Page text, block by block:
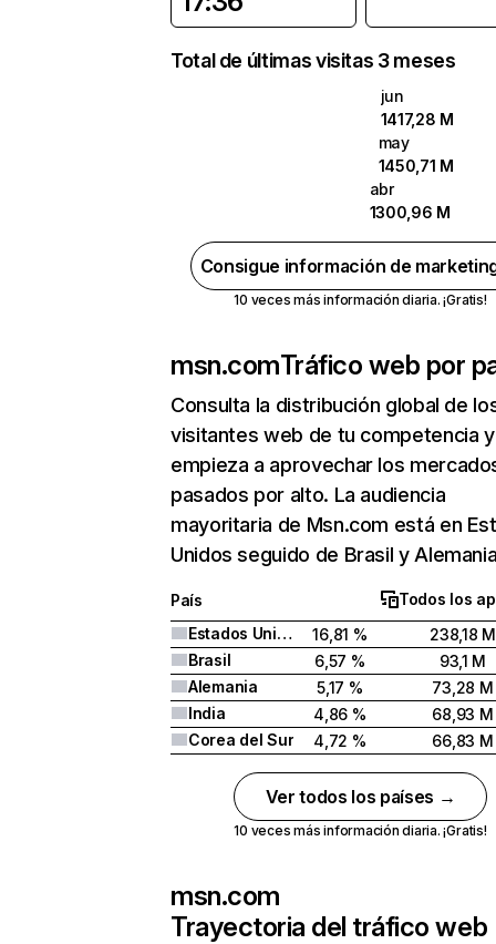
Total de últimas visitas 3 meses
jun
1417,28 M
may
1450,71 M
abr
1300,96 M
Consigue información de
10 veces más información diaria. ¡Gratis!
msn.comTráfico web por
Consulta la distribución global de
visitantes web de tu competencia y
empieza a aprovechar los
pasados por alto. La audiencia
mayoritaria de Msn.com está en
Unidos seguido de Brasil y
País
Todos los
Estados Unidos
16,81 %
238,18 M
Brasil
6,57 %
93,1 M
Alemania
5,17 %
73,28 M
India
4,86 %
68,93 M
Corea del Sur
4,72 % 66,83 M
Ver todos los países →
10 veces más información diaria. ¡Gratis!
msn.com
Trayectoria del tráfico web